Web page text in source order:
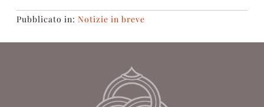
Pubblicato in: Notizie in breve